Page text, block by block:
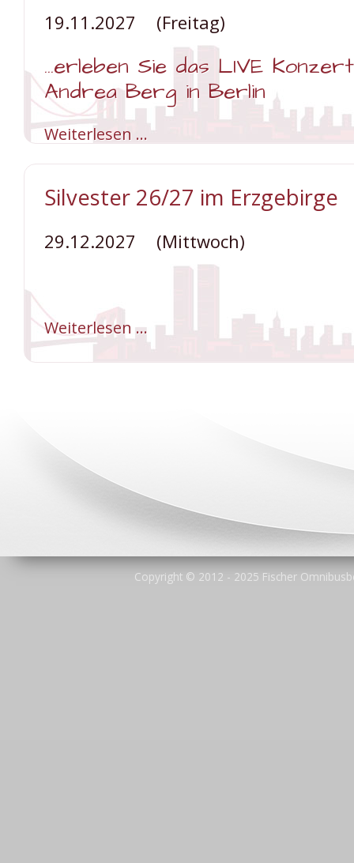
19.11.2027 (Freitag)
...erleben Sie das LIVE
Andrea Berg in Berlin
Weiterlesen … 3
Tage
Berg
Silvester 26/27 im Erzgebirge
29.12.2027 (Mittwoch)
Weiterlesen … Silvester
26/27
im
Erzgebirge
Copyright © 2012 - 2025 Fischer